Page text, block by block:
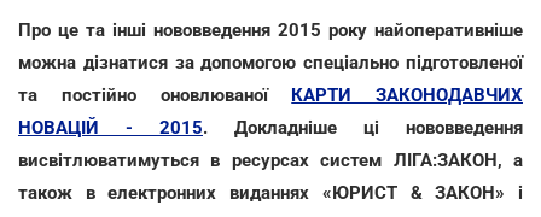
Про це та інші нововведення 2015 року найоперативніше
можна дізнатися за допомогою спеціально підготовленої
та постійно оновлюваної КАРТИ ЗАКОНОДАВЧИХ
НОВАЦІЙ - 2015. Докладніше ці нововведення
висвітлюватимуться в ресурсах систем ЛІГА:ЗАКОН, а
також в електронних виданнях «ЮРИСТ & ЗАКОН» і